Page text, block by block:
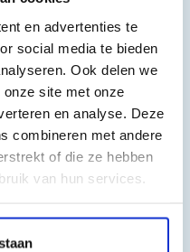
en advertenties te
social media te bieden
Ook delen we
site met onze
en analyse. Deze
combineren met andere
of die ze hebben
van hun services.
one